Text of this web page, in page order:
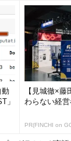
Serverサービス
と、再び自動的
っても、常に管
なる。
には、以下の
動
」
【見城徹×
わらない経
PR(FINCHI on